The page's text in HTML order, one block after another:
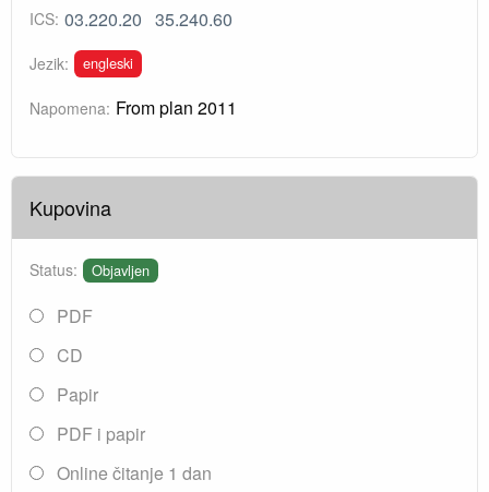
ICS: 03.220.20 35.240.60
Jezik: engleski
Napomena: From plan 2011
Kupovina
Status: Objavljen
PDF
CD
Papir
PDF i papir
Online čitanje 1 dan